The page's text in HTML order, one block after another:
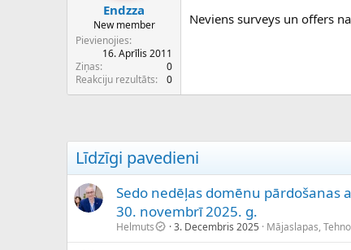
Endzza
New member
Pievienojies
16. Aprīlis 2011
Ziņas
0
Reakciju rezultāts
0
Neviens surveys un offers
Līdzīgi pavedieni
Sedo nedēļas domēnu pārdošanas
30. novembrī 2025. g.
Helmuts 3. Decembris 2025 Mājaslapas,